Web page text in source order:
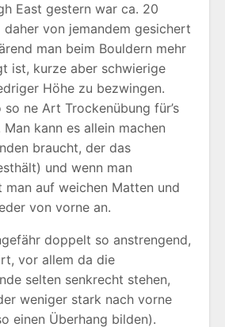
East gestern war ca. 20
von jemandem gesichert
man beim Bouldern mehr
ist, kurze aber schwierige
Höhe zu bezwingen.
ne Art Trockenübung für’s
kann es allein machen
braucht, der das
und wenn man
auf weichen Matten und
von vorne an.
doppelt so anstrengend,
vor allem da die
selten senkrecht stehen,
weniger stark nach vorne
einen Überhang bilden).